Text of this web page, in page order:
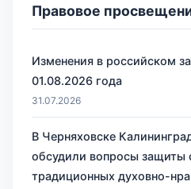
Правовое
Изменения в российском
01.08.2026 года
31.07.2026
В Черняховске
обсудили вопросы защиты
традиционных духовно-